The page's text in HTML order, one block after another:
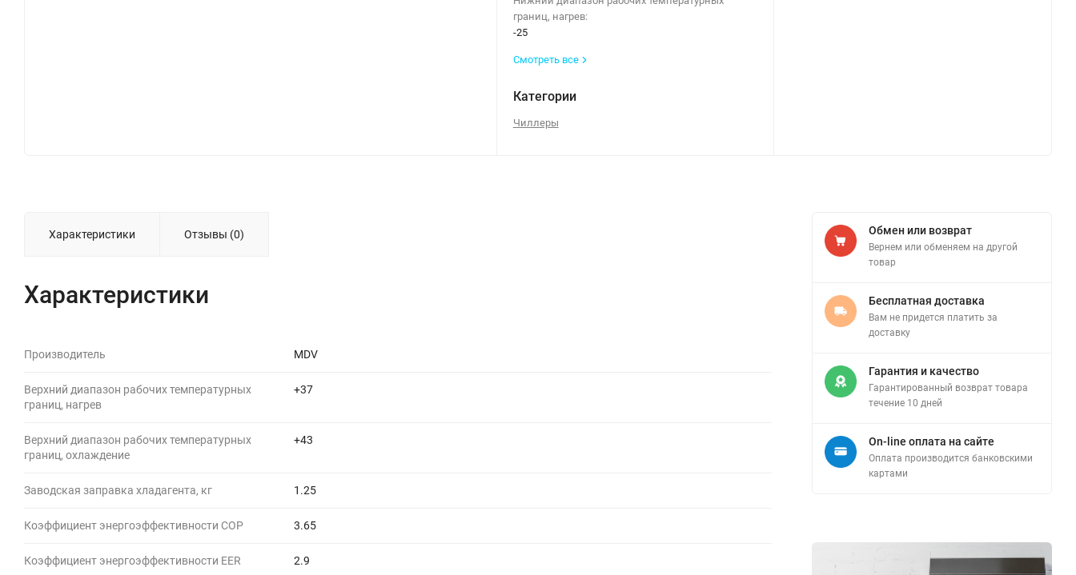
границ, нагрев:
-25
Смотреть все
Категории
Чиллеры
Характеристики Отзывы (0)
Характеристики
Производитель MDV
Верхний диапазон рабочих температурных
границ, нагрев
+37
Верхний диапазон рабочих температурных
границ, охлаждение
+43
Заводская заправка хладагента, кг 1.25
Коэффициент энергоэффективности COP 3.65
Коэффициент энергоэффективности EER 2.9
Обмен или возврат
Вернем или обменяем на другой
товар
Бесплатная доставка
Вам не придется платить за
доставку
Гарантия и качество
Гарантированный возврат товара
течение 10 дней
On-line оплата на сайте
Оплата производится банковскими
картами